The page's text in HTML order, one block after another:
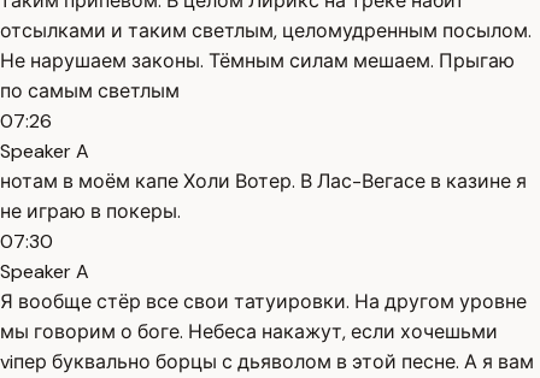
отсылками и таким светлым, целомудренным посылом.
Не нарушаем законы. Тёмным силам мешаем. Прыгаю
по самым светлым
07:26
Speaker A
нотам в моём капе Холи Вотер. В Лас-Вегасе в казине я
не играю в покеры.
07:30
Speaker A
Я вообще стёр все свои татуировки. На другом уровне
мы говорим о боге. Небеса накажут, если хочешьми
viпер буквально борцы с дьяволом в этой песне. А я вам